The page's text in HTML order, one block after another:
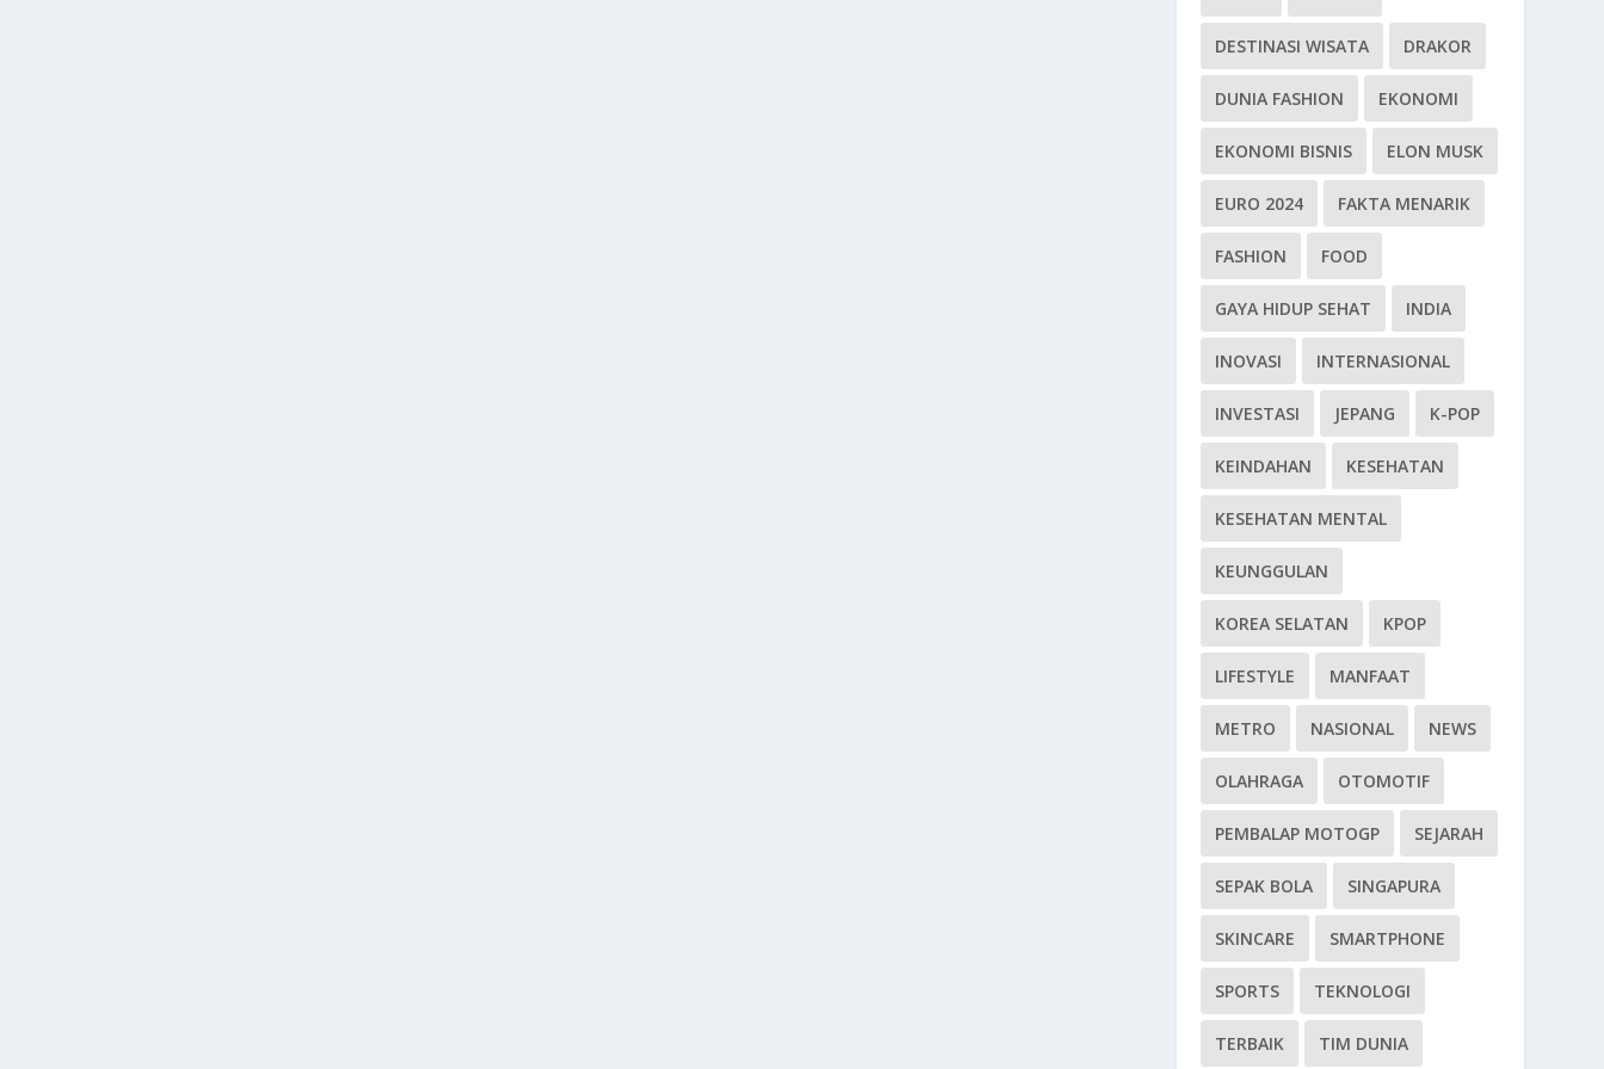
DESTINASI WISATA DRAKOR
DUNIA FASHION EKONOMI
EKONOMI BISNIS ELON MUSK
EURO 2024 FAKTA MENARIK
FASHION FOOD
GAYA HIDUP SEHAT INDIA
INOVASI INTERNASIONAL
INVESTASI JEPANG K-POP
KEINDAHAN KESEHATAN
KESEHATAN MENTAL
KEUNGGULAN
KOREA SELATAN KPOP
LIFESTYLE MANFAAT
METRO NASIONAL NEWS
OLAHRAGA OTOMOTIF
PEMBALAP MOTOGP SEJARAH
SEPAK BOLA SINGAPURA
SKINCARE SMARTPHONE
SPORTS TEKNOLOGI
TERBAIK TIM DUNIA